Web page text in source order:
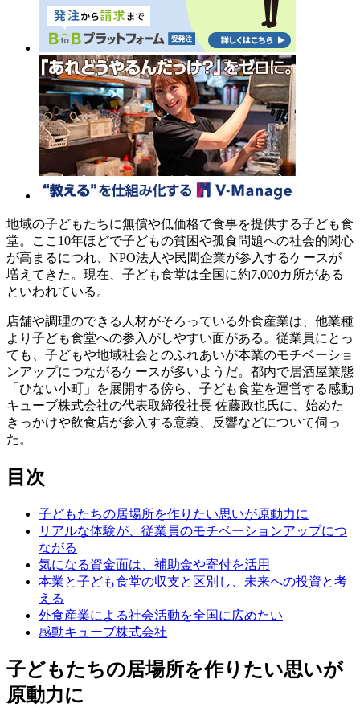
地域の子どもたちに無償や低価格で食事を提供する子ども食
堂。ここ10年ほどで子どもの貧困や孤食問題への社会的関心
が高まるにつれ、NPO法人や民間企業が参入するケースが
増えてきた。現在、子ども食堂は全国に約7,000カ所がある
といわれている。
店舗や調理のできる人材がそろっている外食産業は、他業種
より子ども食堂への参入がしやすい面がある。従業員にとっ
ても、子どもや地域社会とのふれあいが本業のモチベーショ
ンアップにつながるケースが多いようだ。都内で居酒屋業態
「ひない小町」を展開する傍ら、子ども食堂を運営する感動
キューブ株式会社の代表取締役社長 佐藤政也氏に、始めた
きっかけや飲食店が参入する意義、反響などについて伺っ
た。
目次
子どもたちの居場所を作りたい思いが原動力に
リアルな体験が、従業員のモチベーションアップにつ
ながる
気になる資金面は、補助金や寄付を活用
本業と子ども食堂の収支と区別し、未来への投資と考
える
外食産業による社会活動を全国に広めたい
感動キューブ株式会社
子どもたちの居場所を作りたい思いが
原動力に